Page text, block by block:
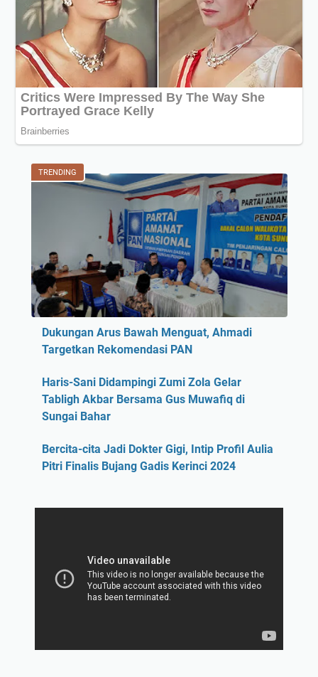
TRENDING
Dukungan Arus Bawah Menguat, Ahmadi
Targetkan Rekomendasi PAN
Haris-Sani Didampingi Zumi Zola Gelar
Tabligh Akbar Bersama Gus Muwafiq di
Sungai Bahar
Bercita-cita Jadi Dokter Gigi, Intip Profil Aulia
Pitri Finalis Bujang Gadis Kerinci 2024